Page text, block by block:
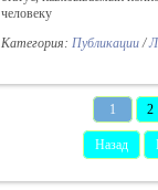
человеку
Категория: Публикации/
1 2
Назад